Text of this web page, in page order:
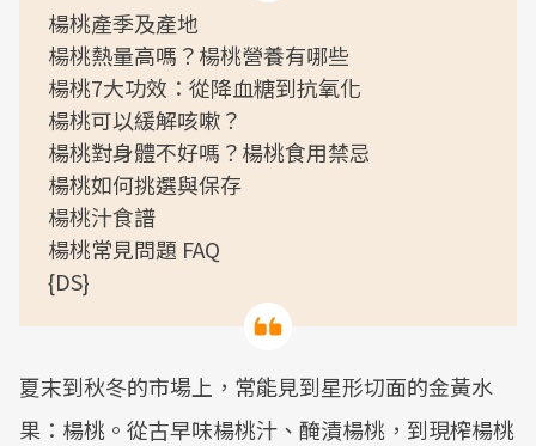
楊桃產季及產地
楊桃熱量高嗎？楊桃營養有哪些
楊桃7大功效：從降血糖到抗氧化
楊桃可以緩解咳嗽？
楊桃對身體不好嗎？楊桃食用禁忌
楊桃如何挑選與保存
楊桃汁食譜
楊桃常見問題 FAQ
{DS}
夏末到秋冬的市場上，常能見到星形切面的金黃水
果：楊桃。從古早味楊桃汁、醃漬楊桃，到現榨楊桃